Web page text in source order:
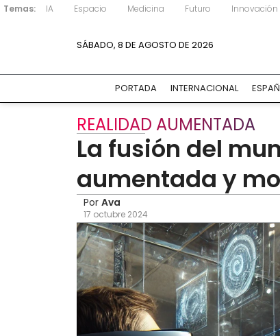
Temas: IA Espacio Medicina Futuro Innovación
SÁBADO, 8 DE AGOSTO DE 2026
PORTADA INTERNACIONAL
REALIDAD AUMENTADA
La fusión del
aumentada y
Por Ava
17 octubre 2024